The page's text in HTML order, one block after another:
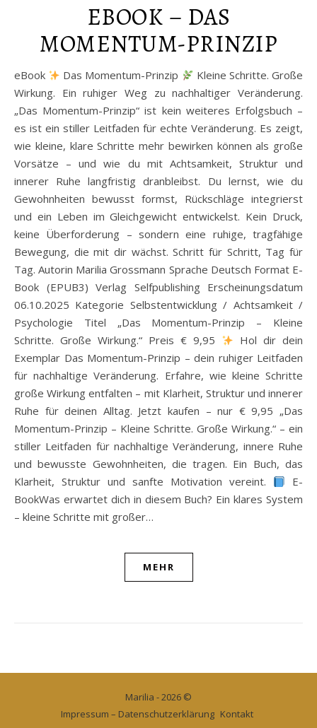
EBOOK – DAS
MOMENTUM-PRINZIP
eBook Das Momentum-Prinzip
Kleine Schritte. Große
Wirkung. Ein ruhiger Weg zu nachhaltiger Veränderung.
„Das Momentum-Prinzip“ ist kein weiteres Erfolgsbuch –
es ist ein stiller Leitfaden für echte Veränderung. Es zeigt,
wie kleine, klare Schritte mehr bewirken können als große
Vorsätze – und wie du mit Achtsamkeit, Struktur und
innerer Ruhe langfristig dranbleibst. Du lernst, wie du
Gewohnheiten bewusst formst, Rückschläge integrierst
und ein Leben im Gleichgewicht entwickelst. Kein Druck,
keine Überforderung – sondern eine ruhige, tragfähige
Bewegung, die mit dir wächst. Schritt für Schritt, Tag für
Tag. Autorin Marilia Grossmann Sprache Deutsch Format E-
Book (EPUB3) Verlag Selfpublishing Erscheinungsdatum
06.10.2025 Kategorie Selbstentwicklung / Achtsamkeit /
Psychologie Titel „Das Momentum-Prinzip – Kleine
Schritte. Große Wirkung.“ Preis € 9,95
Hol dir dein
Exemplar Das Momentum-Prinzip – dein ruhiger Leitfaden
für nachhaltige Veränderung. Erfahre, wie kleine Schritte
große Wirkung entfalten – mit Klarheit, Struktur und innerer
Ruhe für deinen Alltag. Jetzt kaufen – nur € 9,95 „Das
Momentum-Prinzip – Kleine Schritte. Große Wirkung.“ – ein
stiller Leitfaden für nachhaltige Veränderung, innere Ruhe
und bewusste Gewohnheiten, die tragen. Ein Buch, das
Klarheit, Struktur und sanfte Motivation vereint.
E-
BookWas erwartet dich in diesem Buch? Ein klares System
– kleine Schritte mit großer…
MEHR
Marilia - 2026 ©
Impressum – Datenschutzerklärung Kontakt